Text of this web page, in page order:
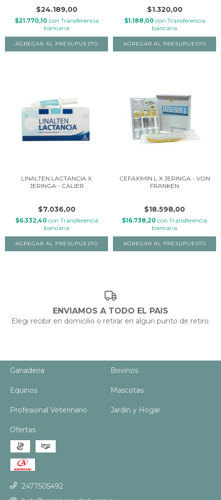
$24.189,00
$21.770,10 con Transferencia
bancaria
$1.320,00
$1.188,00 con Transferencia
bancaria
LINALTEN LACTANCIA X
JERINGA - CALIER
$7.036,00
$6.332,40 con Transferencia
bancaria
CEFAXIMIN L X JERINGA - VON
FRANKEN
$18.598,00
$16.738,20 con Transferencia
bancaria
ENVIAMOS A TODO EL PAIS
Elegi recibir en domicilio o retirar en algun punto de retiro.
Ganaderia Bovinos
Equinos Mascotas
Profesional Veterinario Jardin y Hogar
Ofertas
2477505492